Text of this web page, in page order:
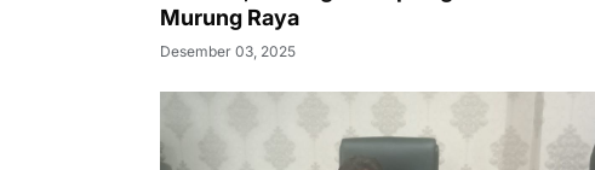
Murung Raya
Desember 03, 2025